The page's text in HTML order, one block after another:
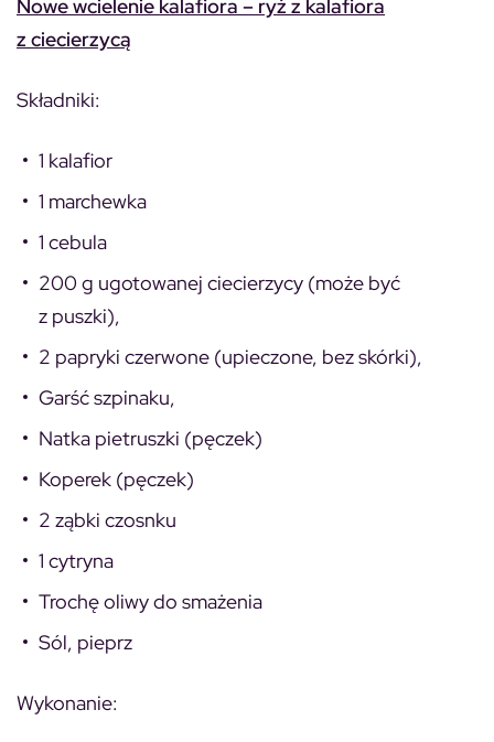
Nowe wcielenie kalafiora – ryż z kalafiora
z ciecierzycą
Składniki:
1 kalafior
1 marchewka
1 cebula
200 g ugotowanej ciecierzycy (może być
z puszki),
2 papryki czerwone (upieczone, bez skórki),
Garść szpinaku,
Natka pietruszki (pęczek)
Koperek (pęczek)
2 ząbki czosnku
1 cytryna
Trochę oliwy do smażenia
Sól, pieprz
Wykonanie: